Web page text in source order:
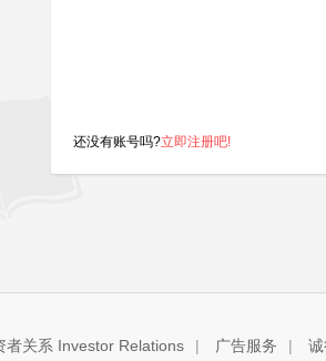
还没有账号吗?立即注册吧!
者关系 Investor Relations | 广告服务 |